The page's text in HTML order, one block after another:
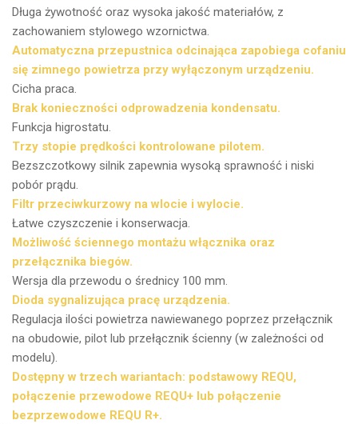
Długa żywotność oraz wysoka jakość materiałów, z
zachowaniem stylowego wzornictwa.
Automatyczna przepustnica odcinająca zapobiega cofaniu
się zimnego powietrza przy wyłączonym urządzeniu.
Cicha praca.
Brak konieczności odprowadzenia kondensatu.
Funkcja higrostatu.
Trzy stopie prędkości kontrolowane pilotem.
Bezszczotkowy silnik zapewnia wysoką sprawność i niski
pobór prądu.
Filtr przeciwkurzowy na wlocie i wylocie.
Łatwe czyszczenie i konserwacja.
Możliwość ściennego montażu włącznika oraz
przełącznika biegów.
Wersja dla przewodu o średnicy 100 mm.
Dioda sygnalizująca pracę urządzenia.
Regulacja ilości powietrza nawiewanego poprzez przełącznik
na obudowie, pilot lub przełącznik ścienny (w zależności od
modelu).
Dostępny w trzech wariantach: podstawowy REQU,
połączenie przewodowe REQU+ lub połączenie
bezprzewodowe REQU R+.